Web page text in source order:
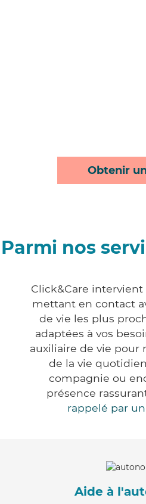
Obtenir
Parmi nos
Click&Care intervient
mettant en contact
de vie les plus
adaptées à vos
auxiliaire de vie pour
de la vie
compagnie ou
présence
rappelé par
Aide à